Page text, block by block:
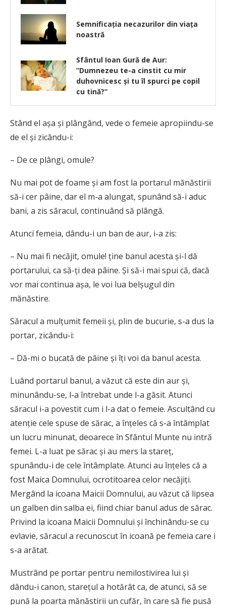
Semnificația necazurilor din viața
noastră
Sfântul Ioan Gură de Aur:
”Dumnezeu te-a cinstit cu mir
duhovnicesc şi tu îl spurci pe copil
cu tină?”
Stând el așa și plângând, vede o femeie apropiindu-se
de el și zicându-i:
– De ce plângi, omule?
Nu mai pot de foame și am fost la portarul mănăstirii
să-i cer pâine, dar el m-a alungat, spunând să-i aduc
bani, a zis săracul, continuând să plângă.
Atunci femeia, dându-i un ban de aur, i-a zis:
– Nu mai fi necăjit, omule! ține banul acesta și-l dă
portarului, ca să-ți dea pâine. Și să-i mai spui că, dacă
vor mai continua așa, le voi lua belșugul din
mănăstire.
Săracul a mulțumit femeii și, plin de bucurie, s-a dus la
portar, zicându-i:
– Dă-mi o bucată de pâine și îți voi da banul acesta.
Luând portarul banul, a văzut că este din aur și,
minunându-se, l-a întrebat unde l-a găsit. Atunci
săracul i-a povestit cum i l-a dat o femeie. Ascultând cu
atenție cele spuse de sărac, a înțeles că s-a întâmplat
un lucru minunat, deoarece în Sfântul Munte nu intră
femei. L-a luat pe sărac și au mers la stareț,
spunându-i de cele întâmplate. Atunci au înțeles că a
fost Maica Domnului, ocrotitoarea celor necăjiți.
Mergând la icoana Maicii Domnului, au văzut că lipsea
un galben din salba ei, fiind chiar banul adus de sărac.
Privind la icoana Maicii Domnului și închinându-se cu
evlavie, săracul a recunoscut în icoană pe femeia care i
s-a arătat.
Mustrând pe portar pentru nemilostivirea lui și
dându-i canon, starețul a hotărât ca, de atunci, să se
pună la poarta mănăstirii un cufăr, în care să fie pusă